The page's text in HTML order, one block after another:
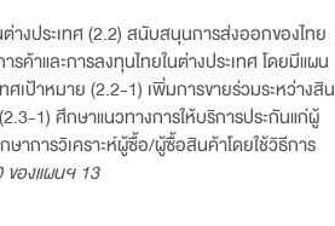
งประเทศ (2.2) สนับสนุนการส่งออกของไทย
ค้าและการลงทุนไทยในต่างประเทศ โดยมีแผน
เป้าหมาย (2.2-1) เพิ่มการขายร่วมระหว่างสิน
1) ศึกษาแนวทางการให้บริการประกันแก่ผู้
าการวิเคราะห์ผู้ซื้อ/ผู้ซื้อสินค้าโดยใช้วิธีการ
องแผนฯ 13